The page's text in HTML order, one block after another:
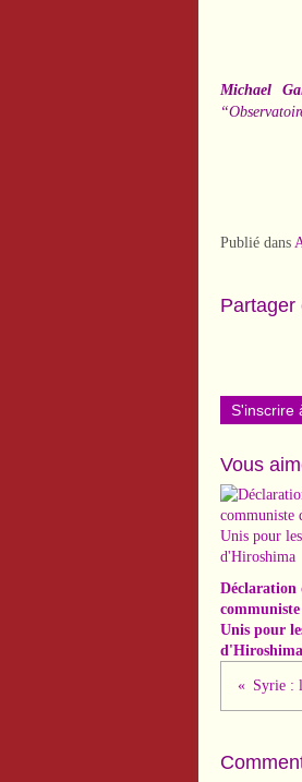
Michael
Publié dans
Partager
S'inscrire
Vous
Unis pour
d'Hiroshima